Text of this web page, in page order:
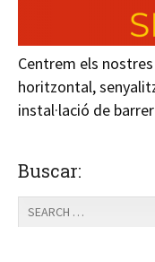
Centrem els
horitzontal,
instal·lació de
Buscar: